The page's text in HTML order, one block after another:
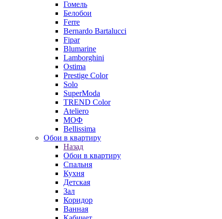
Гомель
Белобои
Ferre
Bernardo Bartalucci
Fipar
Blumarine
Lamborghini
Ostima
Prestige Color
Solo
SuperModa
TREND Color
Ateliero
МОФ
Bellissima
Обои в квартиру
Назад
Обои в квартиру
Спальня
Кухня
Детская
Зал
Коридор
Ванная